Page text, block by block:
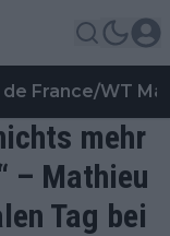
de France/WT
mehr
– Mathieu
Tag bei